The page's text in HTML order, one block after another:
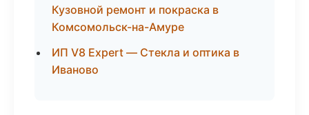
Кузовной ремонт и покраска в
Комсомольск-на-Амуре
ИП V8 Expert — Стекла и оптика в
Иваново